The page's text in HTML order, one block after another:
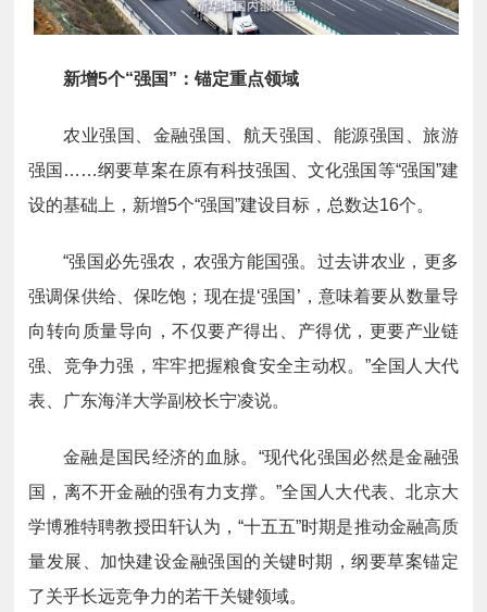
新增5个“强国”：锚定重点领域
农业强国、金融强国、航天强国、能源强国、旅游
强国……纲要草案在原有科技强国、文化强国等“强国”建
设的基础上，新增5个“强国”建设目标，总数达16个。
“强国必先强农，农强方能国强。过去讲农业，更多
强调保供给、保吃饱；现在提‘强国’，意味着要从数量导
向转向质量导向，不仅要产得出、产得优，更要产业链
强、竞争力强，牢牢把握粮食安全主动权。”全国人大代
表、广东海洋大学副校长宁凌说。
金融是国民经济的血脉。“现代化强国必然是金融强
国，离不开金融的强有力支撑。”全国人大代表、北京大
学博雅特聘教授田轩认为，“十五五”时期是推动金融高质
量发展、加快建设金融强国的关键时期，纲要草案锚定
了关乎长远竞争力的若干关键领域。